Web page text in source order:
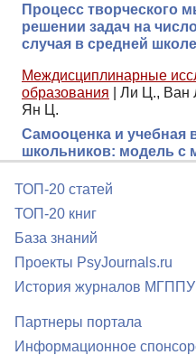
Процесс творческого
решении задач на
случая в средней школе
Междисциплинарные
образования
Ли Ц., Ван
Ян Ц.
Самооценка и учебная
школьников: модель с
ТОП-20 статей
ТОП-20 книг
База знаний
Проекты PsyJournals.ru
История журналов МГППУ
Партнеры портала
Информационное